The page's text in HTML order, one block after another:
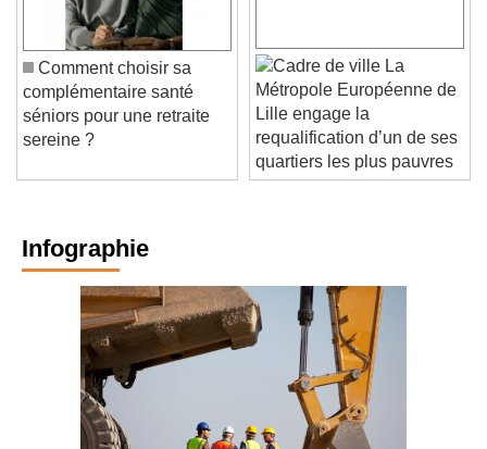
Comment choisir sa
complémentaire santé
séniors pour une retraite
La
Métropole Européenne de
Lille engage la
requalification d’un de ses
quartiers les plus pauvres
Infographie